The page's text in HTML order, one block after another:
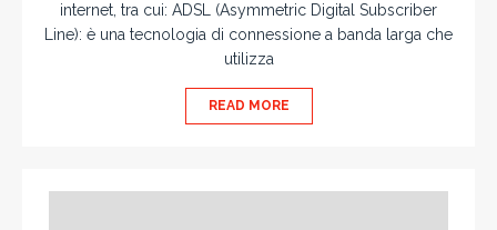
internet, tra cui: ADSL (Asymmetric Digital Subscriber
Line): è una tecnologia di connessione a banda larga che
utilizza
READ MORE